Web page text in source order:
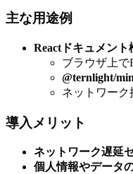
主な用途例
Reactドキュメント
ブラウザ上で
@ternlight/
ネットワー
導入メリット
ネットワーク遅延
個人情報やデータ